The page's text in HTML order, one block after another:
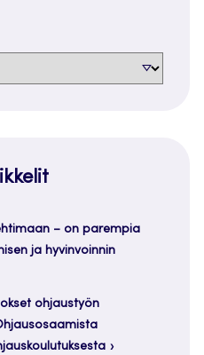
– on parempia
ja hyvinvoinnin
ohjaustyön